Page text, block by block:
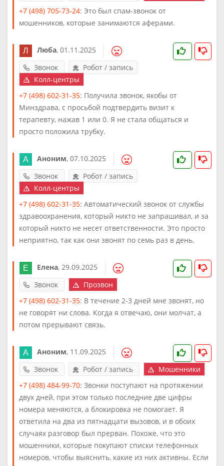
+7 (498) 705-73-24: Это был спам-звонок от
мошенников, которые занимаются аферами.
Люба, 01.11.2025
Звонок
Робот / запись
Колл-центры
+7 (498) 602-31-35: Получила звонок, якобы от
Минздрава, с просьбой подтвердить визит к
терапевту, нажав 1 или 0. Я не стала общаться и
просто положила трубку.
Аноним, 07.10.2025
Звонок
Робот / запись
Колл-центры
+7 (498) 602-31-35: Автоматический звонок от службы
здравоохранения, который никто не запрашивал, и за
который никто не несет ответственности. Это просто
неприятно, так как они звонят по семь раз в день.
Елена, 29.09.2025
Звонок
Прозвон
+7 (498) 602-31-35: В течение 2-3 дней мне звонят, но
не говорят ни слова. Когда я отвечаю, они молчат, а
потом прерывают связь.
Аноним, 11.09.2025
Звонок
Робот / запись
Мошенники
+7 (498) 484-99-70: Звонки поступают на протяжении
двух дней, при этом только последние две цифры
номера меняются, а блокировка не помогает. Я
ответила на два из пятнадцати вызовов, и в обоих
случаях разговор был прерван. Похоже, что это
мошенники, которые покупают списки телефонных
номеров, чтобы выяснить, какие из них активны. Если